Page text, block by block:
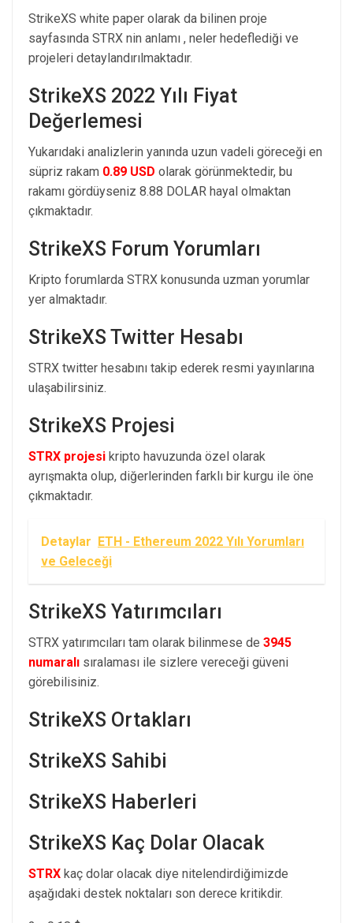
StrikeXS white paper olarak da bilinen proje
sayfasında STRX nin anlamı , neler hedeflediği ve
projeleri detaylandırılmaktadır.
StrikeXS 2022 Yılı Fiyat
Değerlemesi
Yukarıdaki analizlerin yanında uzun vadeli göreceği en
süpriz rakam 0.89 USD olarak görünmektedir, bu
rakamı gördüyseniz 8.88 DOLAR hayal olmaktan
çıkmaktadır.
StrikeXS Forum Yorumları
Kripto forumlarda STRX konusunda uzman yorumlar
yer almaktadır.
StrikeXS Twitter Hesabı
STRX twitter hesabını takip ederek resmi yayınlarına
ulaşabilirsiniz.
StrikeXS Projesi
STRX projesi kripto havuzunda özel olarak
ayrışmakta olup, diğerlerinden farklı bir kurgu ile öne
çıkmaktadır.
Detaylar ETH - Ethereum 2022 Yılı Yorumları
ve Geleceği
StrikeXS Yatırımcıları
STRX yatırımcıları tam olarak bilinmese de 3945
numaralı sıralaması ile sizlere vereceği güveni
görebilisiniz.
StrikeXS Ortakları
StrikeXS Sahibi
StrikeXS Haberleri
StrikeXS Kaç Dolar Olacak
STRX kaç dolar olacak diye nitelendirdiğimizde
aşağıdaki destek noktaları son derece kritikdir.